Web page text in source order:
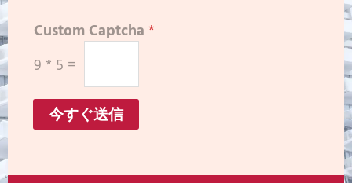
Custom Captcha *
9 * 5 =
今すぐ送信